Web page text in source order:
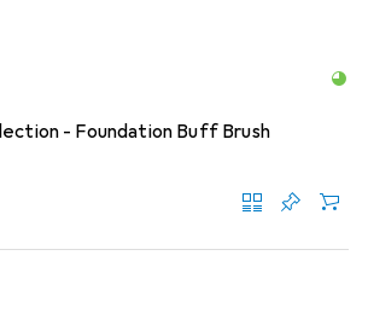
- Foundation Buff Brush